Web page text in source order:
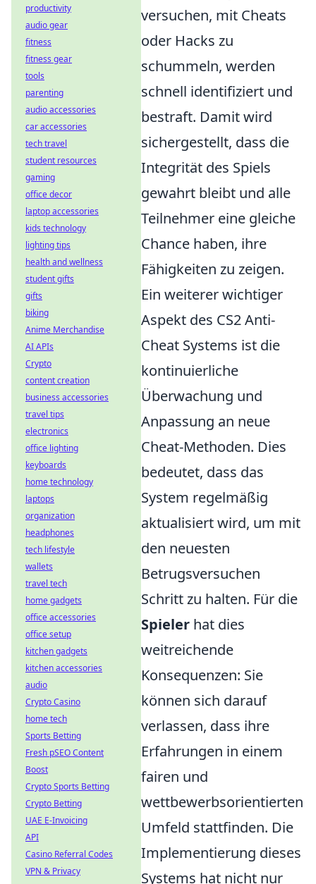
versuchen, mit Cheats
oder Hacks zu
schummeln, werden
schnell identifiziert und
bestraft. Damit wird
sichergestellt, dass die
Integrität des Spiels
gewahrt bleibt und alle
Teilnehmer eine gleiche
Chance haben, ihre
Fähigkeiten zu zeigen.
Ein weiterer wichtiger
Aspekt des CS2 Anti-
Cheat Systems ist die
kontinuierliche
Überwachung und
Anpassung an neue
Cheat-Methoden. Dies
bedeutet, dass das
System regelmäßig
aktualisiert wird, um mit
den neuesten
Betrugsversuchen
Schritt zu halten. Für die
Spieler hat dies
weitreichende
Konsequenzen: Sie
können sich darauf
verlassen, dass ihre
Erfahrungen in einem
fairen und
wettbewerbsorientierten
Umfeld stattfinden. Die
Implementierung dieses
Systems hat nicht nur
productivity
audio gear
fitness
fitness gear
tools
parenting
audio accessories
car accessories
tech travel
student resources
gaming
office decor
laptop accessories
kids technology
lighting tips
health and wellness
student gifts
gifts
biking
Anime Merchandise
AI APIs
Crypto
content creation
business accessories
travel tips
electronics
office lighting
keyboards
home technology
laptops
organization
headphones
tech lifestyle
wallets
travel tech
home gadgets
office accessories
office setup
kitchen gadgets
kitchen accessories
audio
Crypto Casino
home tech
Sports Betting
Fresh pSEO Content
Boost
Crypto Sports Betting
Crypto Betting
UAE E-Invoicing
API
Casino Referral Codes
VPN & Privacy